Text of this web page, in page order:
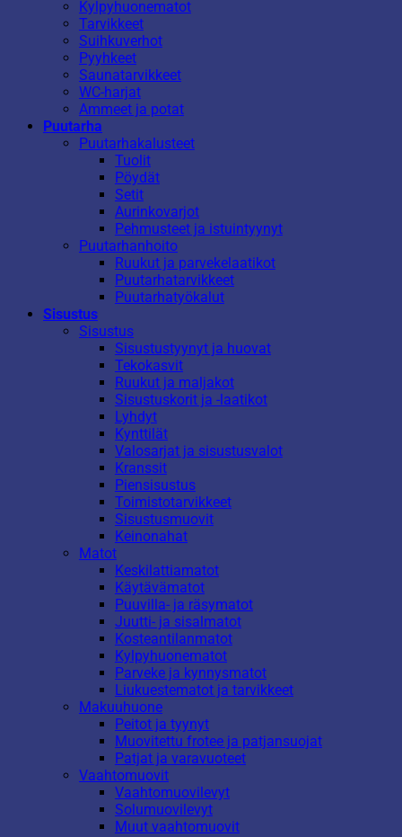
Kylpyhuonematot
Tarvikkeet
Suihkuverhot
Pyyhkeet
Saunatarvikkeet
WC-harjat
Ammeet ja potat
Puutarha
Puutarhakalusteet
Tuolit
Pöydät
Setit
Aurinkovarjot
Pehmusteet ja istuintyynyt
Puutarhanhoito
Ruukut ja parvekelaatikot
Puutarhatarvikkeet
Puutarhatyökalut
Sisustus
Sisustus
Sisustustyynyt ja huovat
Tekokasvit
Ruukut ja maljakot
Sisustuskorit ja -laatikot
Lyhdyt
Kynttilät
Valosarjat ja sisustusvalot
Kranssit
Piensisustus
Toimistotarvikkeet
Sisustusmuovit
Keinonahat
Matot
Keskilattiamatot
Käytävämatot
Puuvilla- ja räsymatot
Juutti- ja sisalmatot
Kosteantilanmatot
Kylpyhuonematot
Parveke ja kynnysmatot
Liukuestematot ja tarvikkeet
Makuuhuone
Peitot ja tyynyt
Muovitettu frotee ja patjansuojat
Patjat ja varavuoteet
Vaahtomuovit
Vaahtomuovilevyt
Solumuovilevyt
Muut vaahtomuovit